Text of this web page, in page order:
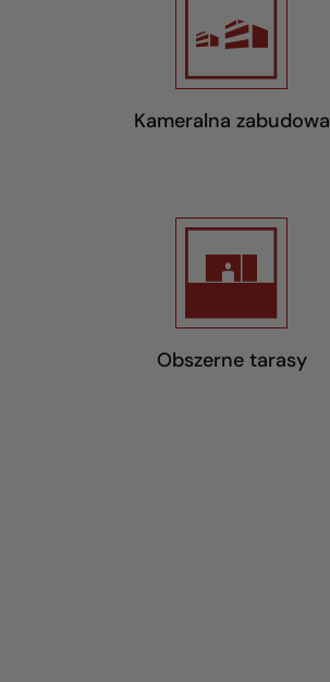
Kameralna zabudowa
Obszerne tarasy